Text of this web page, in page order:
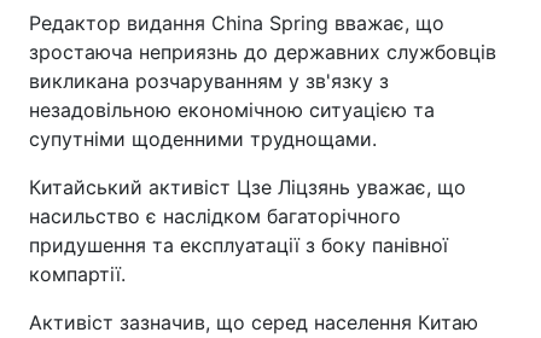
Редактор видання China Spring вважає, що
зростаюча неприязнь до державних службовців
викликана розчаруванням у зв'язку з
незадовільною економічною ситуацією та
супутніми щоденними труднощами.
Китайський активіст Цзе Ліцзянь уважає, що
насильство є наслідком багаторічного
придушення та експлуатації з боку панівної
компартії.
Активіст зазначив, що серед населення Китаю